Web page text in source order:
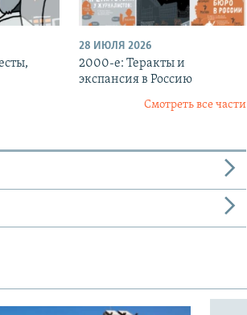
28 ИЮЛЯ 2026
2000-е: Теракты и
экспансия в Россию
Смотреть все части